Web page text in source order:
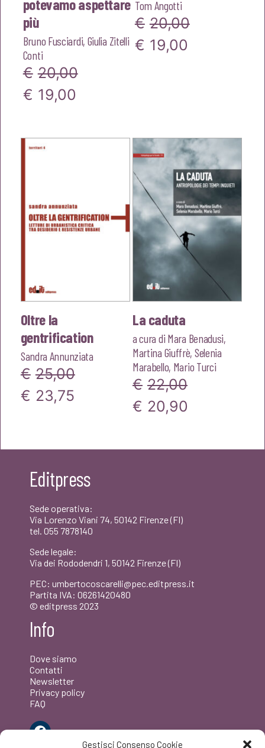
Gestisci Consenso Cookie
potevamo aspettare
più
Bruno Fusciardi, Giulia Zitelli
Conti
€ 20,00
Il
originale
€ 19,00
attuale
Tom Angotti
€ 20,00
Il
€ 19,00
Oltre la
gentrification
Sandra Annunziata
€ 25,00
Il
€25,00.
€ 23,75Il
€23,75.
La caduta
a cura di Mara Benadusi,
Martina Giuffrè, Selenia
Marabello, Mario Turci
€ 22,00
Il
originale
€ 20,90
attuale
Editpress
Sede operativa:
Via Lorenzo Viani 74, 50142 Firenze (FI)
tel. 055 7878140
Sede legale:
Via dei Rododendri 1, 50142 Firenze (FI)
PEC: umbertocoscarelli@pec.editpress.it
Partita IVA: 06261420480
© editpress 2023
Info
Dove siamo
Contatti
Newsletter
Privacy policy
FAQ